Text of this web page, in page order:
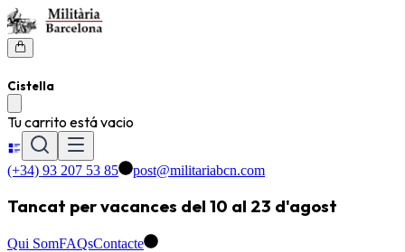
Cistella
Tu carrito está vacio
(+34) 93 207 53 85 post@militariabcn.com
Tancat per vacances del 10 al 23 d'agost
Qui SomFAQsContacte